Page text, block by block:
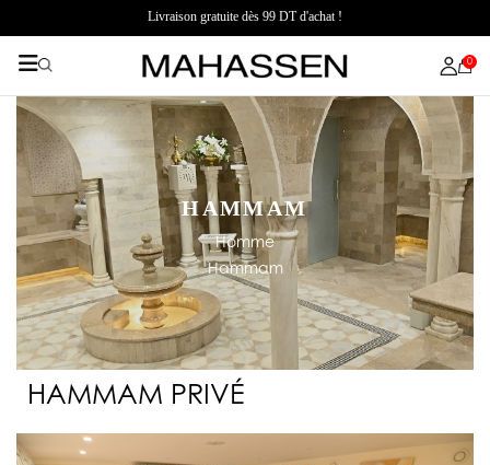
Livraison gratuite dès 99 DT d'achat !
0
HAMMAM
Homme
Hammam
HAMMAM PRIVÉ